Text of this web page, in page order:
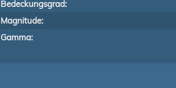
Bedeckungsgrad:
Magnitude:
Gamma: